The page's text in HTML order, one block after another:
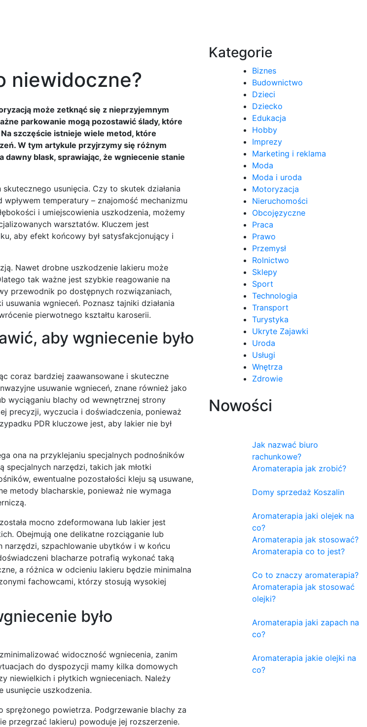
niewidoczne?
może zetknąć się z nieprzyjemnym
parkowanie mogą pozostawić ślady, które
szczęście istnieje wiele metod, które
W tym artykule przyjrzymy się różnym
blask, sprawiając, że wgniecenie stanie
usunięcia. Czy to skutek działania
temperatury – znajomość mechanizmu
i umiejscowienia uszkodzenia, możemy
warsztatów. Kluczem jest
aby efekt końcowy był satysfakcjonujący i
Nawet drobne uszkodzenie lakieru może
tak ważne jest szybkie reagowanie na
przewodnik po dostępnych rozwiązaniach,
wgnieceń. Poznasz tajniki działania
pierwotnego kształtu karoserii.
aby wgniecenie było
coraz bardziej zaawansowane i skuteczne
usuwanie wgnieceń, znane również jako
wyciąganiu blachy od wewnętrznej strony
precyzji, wyczucia i doświadczenia, ponieważ
PDR kluczowe jest, aby lakier nie był
ona na przyklejaniu specjalnych podnośników
narzędzi, takich jak młotki
ewentualne pozostałości kleju są usuwane,
metody blacharskie, ponieważ nie wymaga
mocno zdeformowana lub lakier jest
Obejmują one delikatne rozciąganie lub
szpachlowanie ubytków i w końcu
blacharze potrafią wykonać taką
a różnica w odcieniu lakieru będzie minimalna
fachowcami, którzy stosują wysokiej
było
widoczność wgniecenia, zanim
do dyspozycji mamy kilka domowych
niewielkich i płytkich wgnieceniach. Należy
usunięcie uszkodzenia.
powietrza. Podgrzewanie blachy za
przegrzać lakieru) powoduje jej rozszerzenie.
Kategorie
Biznes
Budownictwo
Dzieci
Dziecko
Edukacja
Hobby
Imprezy
Marketing i reklama
Moda
Moda i uroda
Motoryzacja
Nieruchomości
Obcojęzyczne
Praca
Prawo
Przemysł
Rolnictwo
Sklepy
Sport
Technologia
Transport
Turystyka
Ukryte Zajawki
Uroda
Usługi
Wnętrza
Zdrowie
Nowości
Jak nazwać biuro
rachunkowe?
Aromaterapia jak zrobić?
Domy sprzedaż Koszalin
Aromaterapia jaki olejek na
co?
Aromaterapia jak stosować?
Aromaterapia co to jest?
Co to znaczy aromaterapia?
Aromaterapia jak stosować
olejki?
Aromaterapia jaki zapach na
co?
Aromaterapia jakie olejki na
co?